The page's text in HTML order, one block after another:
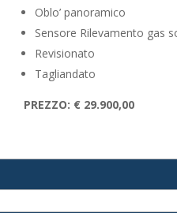
Oblo’ panoramico
Sensore Rilevamento gas
Revisionato
Tagliandato
PREZZO: € 29.900,00